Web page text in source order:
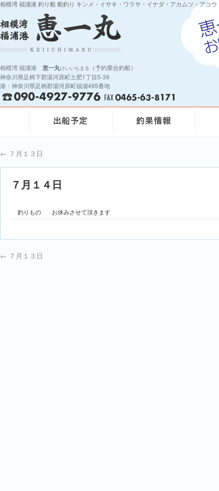
相模湾 福浦港 釣り船 船釣り キンメ・イサキ・ワラサ・イナダ・アカムツ・アコ
相模湾 福浦港 恵一丸けいいちまる
（予約乗合釣船）
神奈川県足柄下郡湯河原町土肥1丁目5-39
港：神奈川県足柄郡湯河原町福浦495番地
← ７月１３日
７月１４日
釣りもの お休みさせて頂きます
← ７月１３日